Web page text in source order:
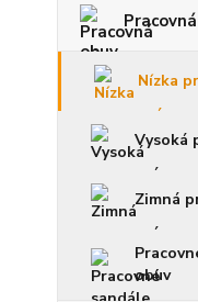
Nízka
Vysoká
Zimná
obuv